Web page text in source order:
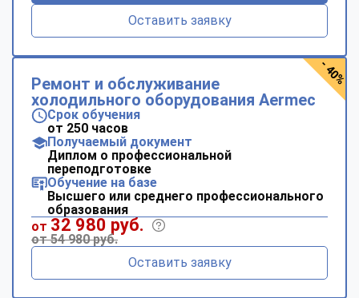
Оставить заявку
Ремонт и обслуживание
холодильного оборудования Aermec
Срок обучения
от 250 часов
Получаемый документ
Диплом о профессиональной
переподготовке
Обучение на базе
Высшего или среднего профессионального
образования
от 32 980 руб.
от 54 980 руб.
Оставить заявку
- 40%